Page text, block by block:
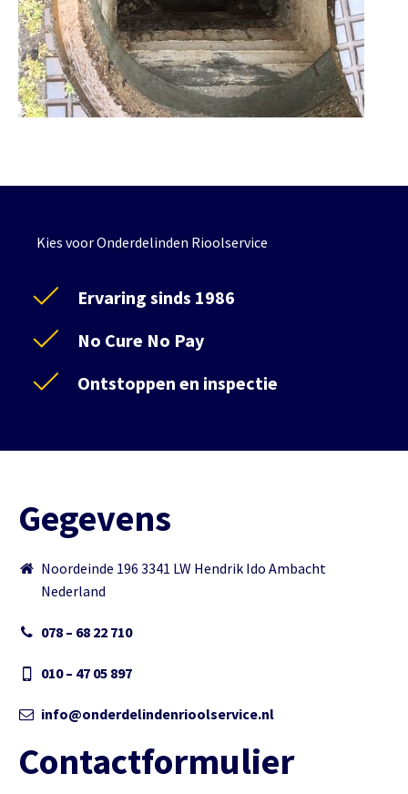
Kies voor Onderdelinden Rioolservice
Ervaring sinds 1986
No Cure No Pay
Ontstoppen en inspectie
Gegevens
Noordeinde 196 3341 LW Hendrik Ido Ambacht
Nederland
078 – 68 22 710
010 – 47 05 897
info@onderdelindenrioolservice.nl
Contactformulier